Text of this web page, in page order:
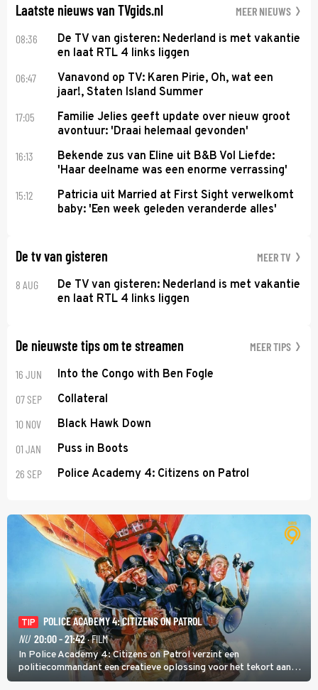
Laatste nieuws van TVgids.nl MEER NIEUWS
08:36
De TV van gisteren: Nederland is met vakantie
en laat RTL 4 links liggen
06:47
Vanavond op TV: Karen Pirie, Oh, wat een
jaar!, Staten Island Summer
17:05
Familie Jelies geeft update over nieuw groot
avontuur: 'Draai helemaal gevonden'
16:13
Bekende zus van Eline uit B&B Vol Liefde:
'Haar deelname was een enorme verrassing'
15:12
Patricia uit Married at First Sight verwelkomt
baby: 'Een week geleden veranderde alles'
De tv van gisteren MEER TV
8 AUG
De TV van gisteren: Nederland is met vakantie
en laat RTL 4 links liggen
De nieuwste tips om te streamen MEER TIPS
16 JUN Into the Congo with Ben Fogle
07 SEP Collateral
10 NOV Black Hawk Down
01 JAN Puss in Boots
26 SEP Police Academy 4: Citizens on Patrol
TIP
POLICE ACADEMY 4: CITIZENS ON PATROL
NU 20:00 - 21:42· FILM
In Police Academy 4: Citizens on Patrol verzint een
politiecommandant een creatieve oplossing voor het tekort aan
agenten.